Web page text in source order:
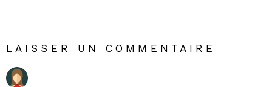
LAISSER UN COMMENTAIRE